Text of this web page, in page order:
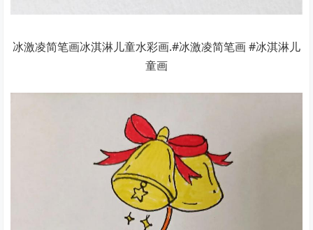
冰激凌简笔画冰淇淋儿童水彩画.#冰激凌简笔画 #冰淇淋儿
童画